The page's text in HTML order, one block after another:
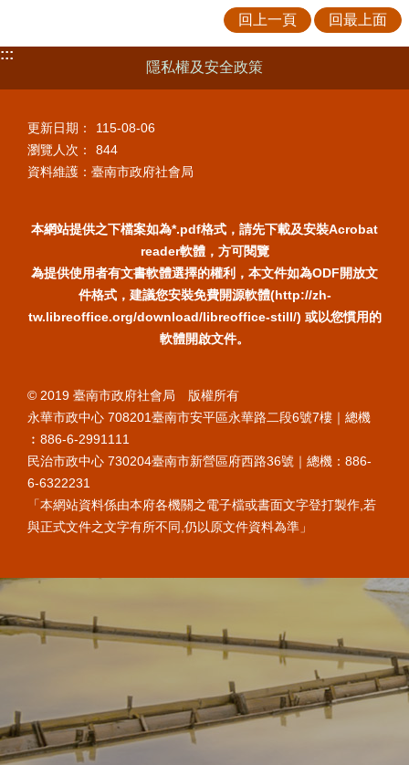
回上一頁 回最上面
:::
隱私權及安全政策
更新日期：
115-08-06
瀏覽人次：
844
資料維護：臺南市政府社會局
本網站提供之下檔案如為*.pdf格式，請先下載及安裝Acrobat
reader軟體，方可閱覽
為提供使用者有文書軟體選擇的權利，本文件如為ODF開放文
件格式，建議您安裝免費開源軟體(http://zh-
tw.libreoffice.org/download/libreoffice-still/) 或以您慣用的
軟體開啟文件。
© 2019 臺南市政府社會局 版權所有
永華市政中心 708201臺南市安平區永華路二段6號7樓｜總機
︰886-6-2991111
民治市政中心 730204臺南市新營區府西路36號｜總機：886-
6-6322231
「本網站資料係由本府各機關之電子檔或書面文字登打製作,若
與正式文件之文字有所不同,仍以原文件資料為準」